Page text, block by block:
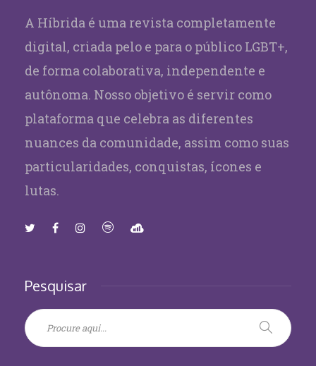
A Híbrida é uma revista completamente
digital, criada pelo e para o público LGBT+,
de forma colaborativa, independente e
autônoma. Nosso objetivo é servir como
plataforma que celebra as diferentes
nuances da comunidade, assim como suas
particularidades, conquistas, ícones e
lutas.
Pesquisar